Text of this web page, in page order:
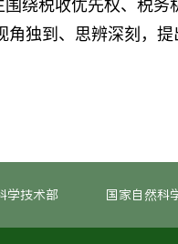
绕税收优先权、税
角独到、思辨深刻，
学技术部 国家自然科